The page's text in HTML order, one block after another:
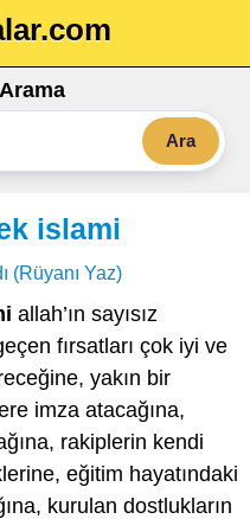
Ara
islami
(Rüyanı Yaz)
allah’ın sayısız
fırsatları çok iyi ve
yakın bir
imza atacağına,
rakiplerin kendi
eğitim hayatındaki
kurulan dostlukların